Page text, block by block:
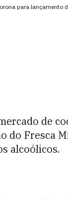
para
de
do Fresca
alcoólicos.